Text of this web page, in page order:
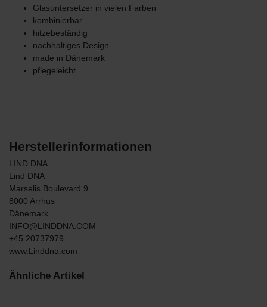
Glasuntersetzer in vielen Farben
kombinierbar
hitzebeständig
nachhaltiges Design
made in Dänemark
pflegeleicht
Herstellerinformationen
LIND DNA
Lind DNA
Marselis Boulevard 9
8000 Arrhus
Dänemark
INFO@LINDDNA.COM
+45 20737979
www.Linddna.com
Ähnliche Artikel